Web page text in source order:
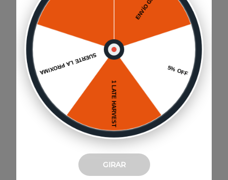
Paga hasta 6 cuotas
Sin interés por Mercado Pago
Envío a domicilio
GIRAR